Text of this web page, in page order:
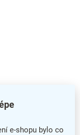
e-shopu bylo co
průměr 20 mm,